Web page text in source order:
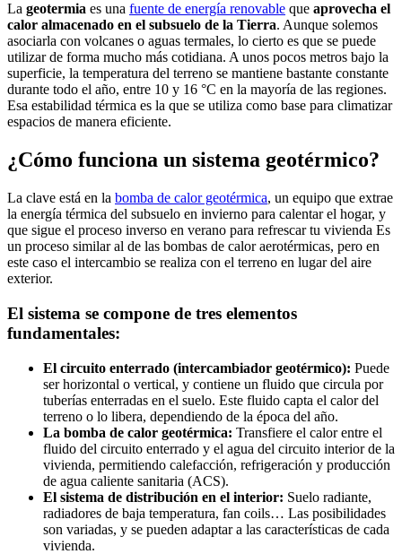
La geotermia es una fuente de energía renovable que aprovecha el
calor almacenado en el subsuelo de la Tierra. Aunque solemos
asociarla con volcanes o aguas termales, lo cierto es que se puede
utilizar de forma mucho más cotidiana. A unos pocos metros bajo la
superficie, la temperatura del terreno se mantiene bastante constante
durante todo el año, entre 10 y 16 °C en la mayoría de las regiones.
Esa estabilidad térmica es la que se utiliza como base para climatizar
espacios de manera eficiente.
¿Cómo funciona un sistema geotérmico?
La clave está en la bomba de calor geotérmica, un equipo que extrae
la energía térmica del subsuelo en invierno para calentar el hogar, y
que sigue el proceso inverso en verano para refrescar tu vivienda Es
un proceso similar al de las bombas de calor aerotérmicas, pero en
este caso el intercambio se realiza con el terreno en lugar del aire
exterior.
El sistema se compone de tres elementos
fundamentales:
El circuito enterrado (intercambiador geotérmico): Puede
ser horizontal o vertical, y contiene un fluido que circula por
tuberías enterradas en el suelo. Este fluido capta el calor del
terreno o lo libera, dependiendo de la época del año.
La bomba de calor geotérmica: Transfiere el calor entre el
fluido del circuito enterrado y el agua del circuito interior de la
vivienda, permitiendo calefacción, refrigeración y producción
de agua caliente sanitaria (ACS).
El sistema de distribución en el interior: Suelo radiante,
radiadores de baja temperatura, fan coils… Las posibilidades
son variadas, y se pueden adaptar a las características de cada
vivienda.